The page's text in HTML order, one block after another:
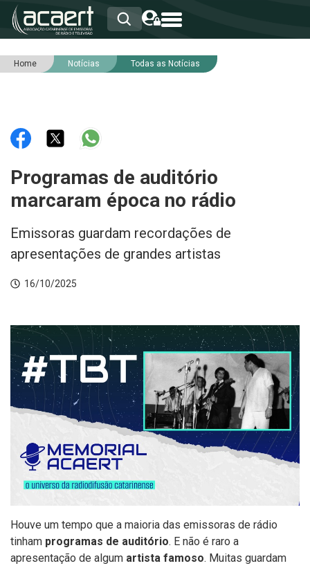
HOME
RNA
NOTÍCIAS
INTEGRIDADE
Home Notícias Todas as Notícias
Programas de auditório
marcaram época no rádio
Emissoras guardam recordações de
apresentações de grandes artistas
16/10/2025
Houve um tempo que a maioria das emissoras de rádio
tinham programas de auditório. E não é raro a
apresentação de algum artista famoso. Muitas guardam